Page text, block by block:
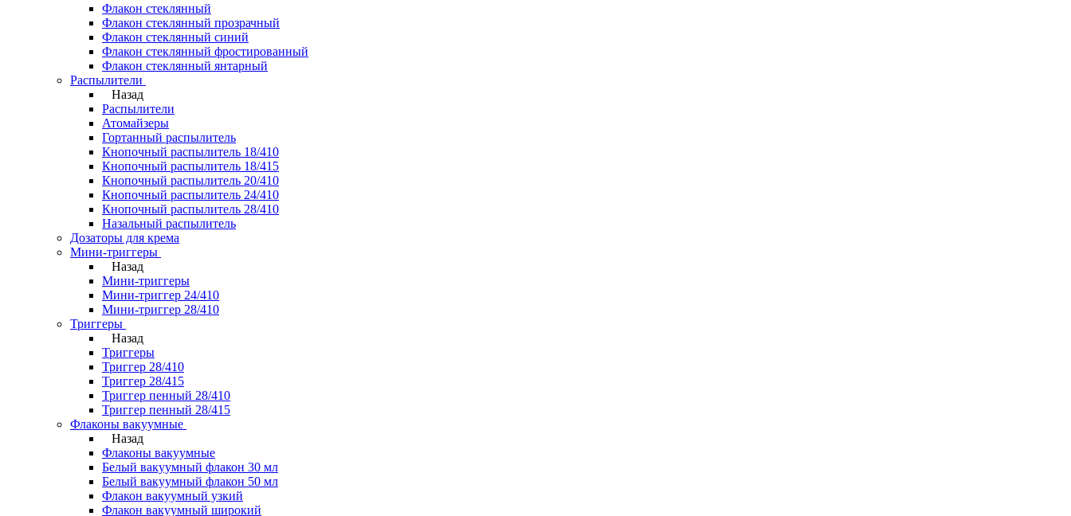
Флакон стеклянный
Флакон стеклянный прозрачный
Флакон стеклянный синий
Флакон стеклянный фростированный
Флакон стеклянный янтарный
Распылители
Назад
Распылители
Атомайзеры
Гортанный распылитель
Кнопочный распылитель 18/410
Кнопочный распылитель 18/415
Кнопочный распылитель 20/410
Кнопочный распылитель 24/410
Кнопочный распылитель 28/410
Назальный распылитель
Дозаторы для крема
Мини-триггеры
Назад
Мини-триггеры
Мини-триггер 24/410
Мини-триггер 28/410
Триггеры
Назад
Триггеры
Триггер 28/410
Триггер 28/415
Триггер пенный 28/410
Триггер пенный 28/415
Флаконы вакуумные
Назад
Флаконы вакуумные
Белый вакуумный флакон 30 мл
Белый вакуумный флакон 50 мл
Флакон вакуумный узкий
Флакон вакуумный широкий